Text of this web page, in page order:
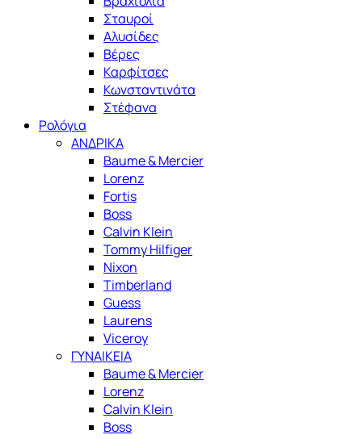
Σταυροί
Αλυσίδες
Βέρες
Καρφίτσες
Κωνσταντινάτα
Στέφανα
Ρολόγια
ΑΝΔΡΙΚΑ
Baume & Mercier
Lorenz
Fortis
Boss
Calvin Klein
Tommy Hilfiger
Nixon
Timberland
Guess
Laurens
Viceroy
ΓΥΝΑΙΚΕΙΑ
Baume & Mercier
Lorenz
Calvin Klein
Boss